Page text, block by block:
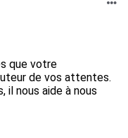
que votre
de vos attentes.
il nous aide à nous